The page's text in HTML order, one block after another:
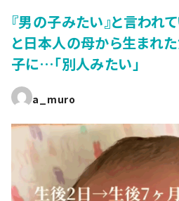
『男の子みたい』と言われ
と日本人の母から生まれ
子に…「別人みたい」
a_muro